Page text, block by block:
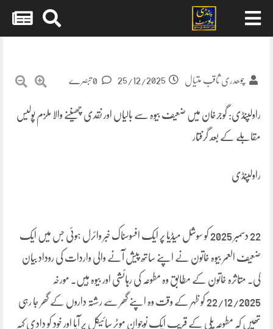
چوھدری ثاقب متیال 25/12/2025
راولپنڈی: گوجرخان میں ضعیف بیوہ سے بالیاں اور نقدی چھیننے والا ملزم پولیس
مقابلے کے بعد گرفتار
راولپنڈی
22 دسمبر 2025 کو سوشل میڈیا پر ایک افسوسناک خبر وائرل ہوئی جس میں ایک
ضعیف العمر بیوہ خاتون نے اپنے ساتھ پیش آنے والی واردات کی روداد بیان
کی۔ متاثرہ خاتون کے مطابق وہ مطوعہ کی رہائشی اور بیوہ ہیں۔ مورخہ
22/12/2025 کو ظہر کے وقت وہ اپنے گھر سے رشتہ داروں کے گھر جا رہی
تھیں کہ مطوعہ پلی کے قریب ایک نوجوان موٹر سائیکل پر آیا اور خود کو دادی کہہ